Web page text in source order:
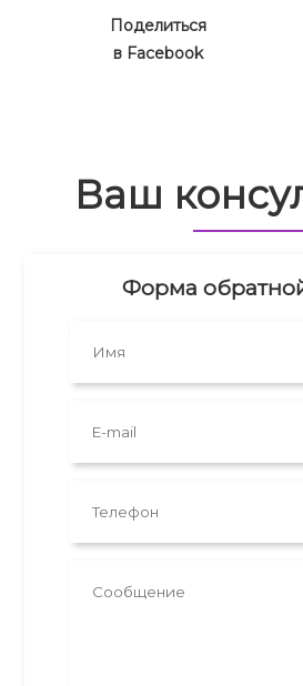
Поделиться
в Facebook
Ваш
Форма